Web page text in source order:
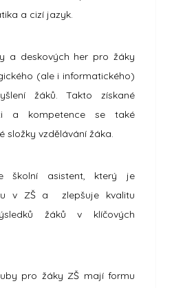
a cizí jazyk.
a deskových her pro žáky
(ale i informatického)
žáků. Takto získané
a kompetence se také
složky vzdělávání žáka.
školní asistent, který je
v ZŠ a zlepšuje kvalitu
žáků v klíčových
pro žáky ZŠ mají formu